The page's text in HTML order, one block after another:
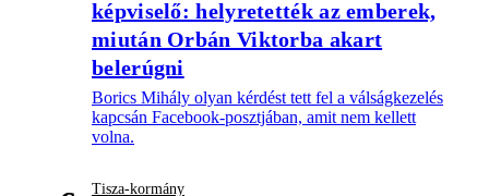
képviselő: helyretették az emberek,
miután Orbán Viktorba akart
belerúgni
Borics Mihály olyan kérdést tett fel a válságkezelés
kapcsán Facebook-posztjában, amit nem kellett
volna.
Tisza-kormány